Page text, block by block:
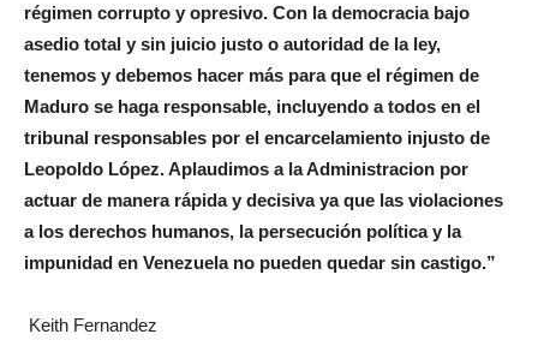
régimen corrupto y opresivo. Con la democracia bajo
asedio total y sin juicio justo o autoridad de la ley,
tenemos y debemos hacer más para que el régimen de
Maduro se haga responsable, incluyendo a todos en el
tribunal responsables por el encarcelamiento injusto de
Leopoldo López. Aplaudimos a la Administracion por
actuar de manera rápida y decisiva ya que las violaciones
a los derechos humanos, la persecución política y la
impunidad en Venezuela no pueden quedar sin castigo.”
Keith Fernandez